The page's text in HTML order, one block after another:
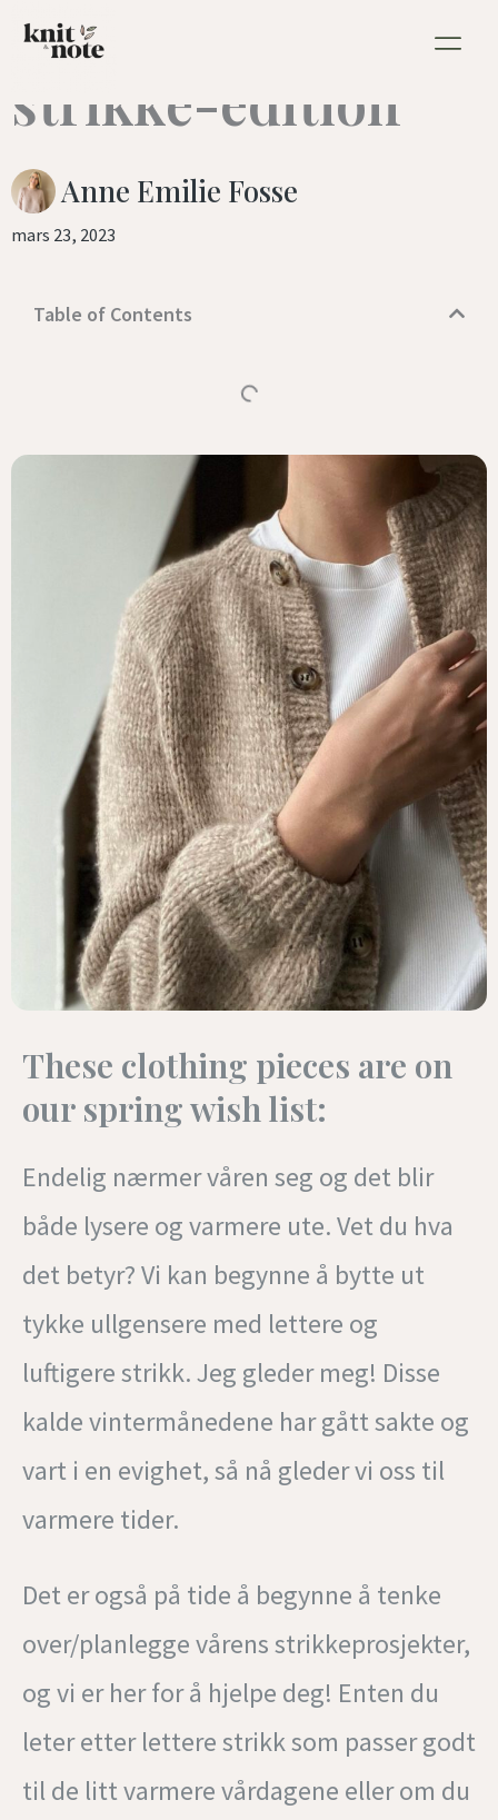
rett
innholdet
vår lookbook:
strikke-edition
Anne Emilie Fosse
mars 23, 2023
Table of Contents
These clothing pieces are on
our spring wish list:
Endelig nærmer våren seg og det blir
både lysere og varmere ute. Vet du hva
det betyr? Vi kan begynne å bytte ut
tykke ullgensere med lettere og
luftigere strikk. Jeg gleder meg! Disse
kalde vintermånedene har gått sakte og
vart i en evighet, så nå gleder vi oss til
varmere tider.
Det er også på tide å begynne å tenke
over/planlegge vårens strikkeprosjekter,
og vi er her for å hjelpe deg! Enten du
leter etter lettere strikk som passer godt
til de litt varmere vårdagene eller om du